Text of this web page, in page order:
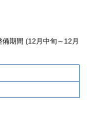
期間 (12月中旬～12月